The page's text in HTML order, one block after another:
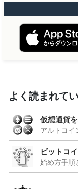
よく読まれて
仮想通貨
アルトコイ
ビットコ
始め方手順